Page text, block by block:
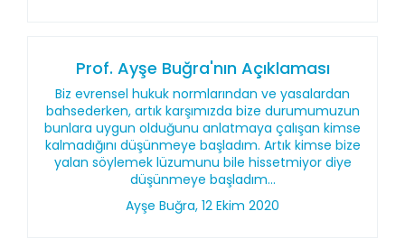
Prof. Ayşe Buğra'nın Açıklaması
Biz evrensel hukuk normlarından ve yasalardan
bahsederken, artık karşımızda bize durumumuzun
bunlara uygun olduğunu anlatmaya çalışan kimse
kalmadığını düşünmeye başladım. Artık kimse bize
yalan söylemek lüzumunu bile hissetmiyor diye
düşünmeye başladım...
Ayşe Buğra, 12 Ekim 2020